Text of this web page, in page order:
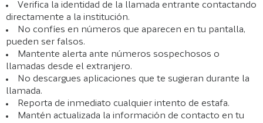
Verifica la identidad de la llamada entrante contactando
directamente a la institución.
No confíes en números que aparecen en tu pantalla,
pueden ser falsos.
Mantente alerta ante números sospechosos o
llamadas desde el extranjero.
No descargues aplicaciones que te sugieran durante la
llamada.
Reporta de inmediato cualquier intento de estafa.
Mantén actualizada la información de contacto en tu